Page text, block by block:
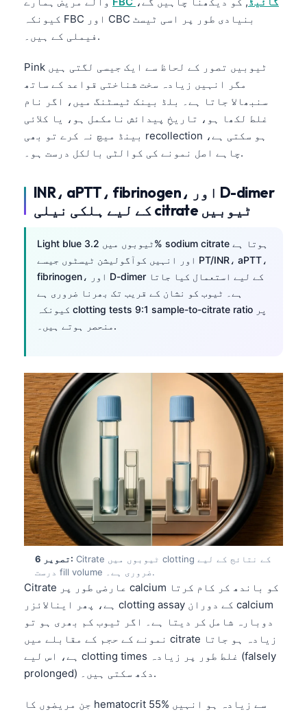
کیونکہ FBC اور CBC بنیادی طور پر اسی ٹیسٹ
فیملی کے ہیں۔.
Pink ٹیوبیں تصور کے لحاظ سے ایک جیسی لگتی ہیں
مگر انہیں زیادہ سخت شناختی قواعد کے ساتھ
سنبھالا جاتا ہے۔ بلڈ بینک ٹیسٹنگ میں، اگر نام
غلط لکھا ہو، تاریخِ پیدائش نامکمل ہو، یا کلائی
بینڈ میچ نہ کرے تو بھی recollection ہو سکتی ہے،
چاہے اصل نمونے کی کوالٹی بالکل درست ہو۔.
INR، aPTT، fibrinogen، اور D-dimer
کے لیے ہلکی نیلی citrate ٹیوبیں
Light blue ٹیوبوں میں 3.2% sodium citrate ہوتا ہے
اور انہیں کوآگولیشن ٹیسٹوں جیسے PT/INR، aPTT،
fibrinogen، اور D-dimer کے لیے استعمال کیا جاتا
ہے۔ ٹیوب کو نشان کے قریب تک بھرنا ضروری ہے
کیونکہ clotting tests 9:1 sample-to-citrate ratio پر
منحصر ہوتے ہیں۔.
تصویر 6: Citrate ٹیوبوں میں clotting کے نتائج کے لیے
درست fill volume ضروری ہے۔.
Citrate عارضی طور پر calcium کو باندھ کر کام کرتا
ہے، پھر اینالائزر clotting assay کے دوران calcium
دوبارہ شامل کر دیتا ہے۔ اگر ٹیوب کم بھری ہو تو
نمونے کے حجم کے مقابلے میں citrate زیادہ ہو جاتا
ہے، اس لیے clotting times غلط طور پر زیادہ (falsely
prolonged) دکھ سکتی ہیں۔.
جن مریضوں کا hematocrit 55% سے زیادہ ہو انہیں
অসমীয়া
Galego
Latviešu valoda
Македонски јазик
Gàidhlig
Occitan
العربية المغربية
Afrikaans
Монгол
ພາສາລາວ
Basa Jawa
Cebuano
ئۇيغۇرچە
Кыргызча
Frysk
Ślōnskŏ gŏdka
Norsk bokmål